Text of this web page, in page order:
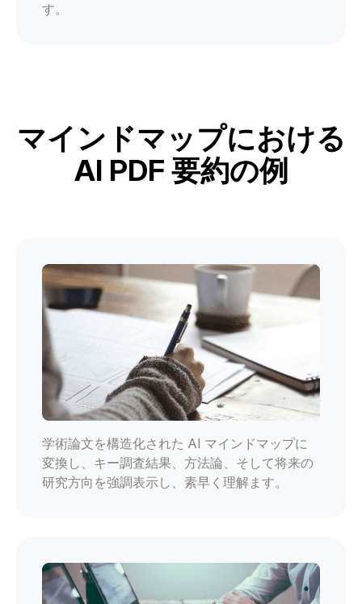
す。
マインドマップにおける
AI PDF 要約の例
学術論文を構造化された AI マインドマップに
変換し、キー調査結果、方法論、そして将来の
研究方向を強調表示し、素早く理解ます。